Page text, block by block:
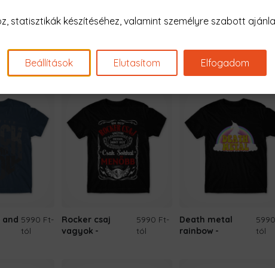
tól
rate
tól
and 5990 Ft-
tól
Rocker csaj
vagyok
5990 Ft-
tól
Death metal
rainbow
tól
statisztikák készítéséhez, valamint személyre szabott
Beállítások Elutasítom Elfogadom